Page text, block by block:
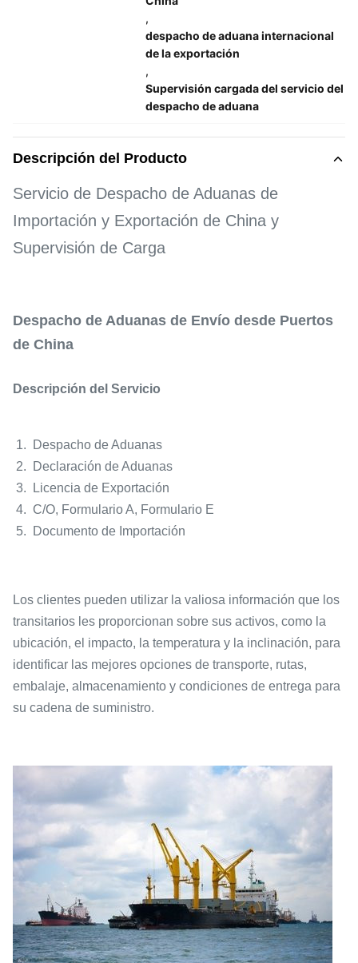
,
despacho de aduana internacional
de la exportación
,
Supervisión cargada del servicio del
despacho de aduana
Descripción del Producto
Servicio de Despacho de Aduanas de
Importación y Exportación de China y
Supervisión de Carga
Despacho de Aduanas de Envío desde Puertos
de China
Descripción del Servicio
1. Despacho de Aduanas
2. Declaración de Aduanas
3. Licencia de Exportación
4. C/O, Formulario A, Formulario E
5. Documento de Importación
Los clientes pueden utilizar la valiosa información que los
transitarios les proporcionan sobre sus activos, como la
ubicación, el impacto, la temperatura y la inclinación, para
identificar las mejores opciones de transporte, rutas,
embalaje, almacenamiento y condiciones de entrega para
su cadena de suministro.